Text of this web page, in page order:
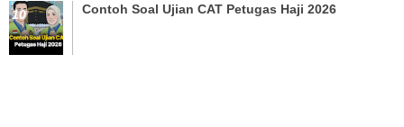
Contoh Soal Ujian CAT Petugas Haji 2026